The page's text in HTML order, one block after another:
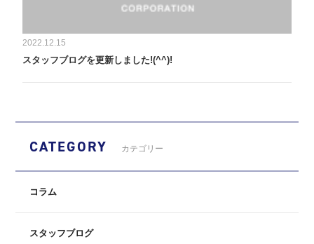
2022.12.15
スタッフブログを更新しました!(^^)!
CATEGORY カテゴリー
コラム
スタッフブログ